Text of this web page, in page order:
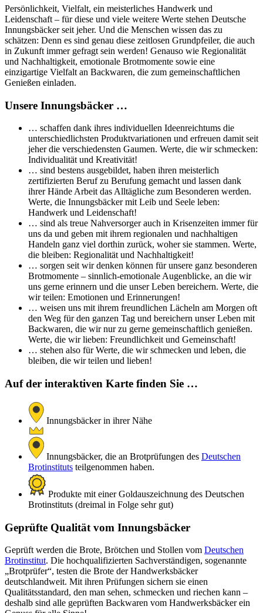
Persönlichkeit, Vielfalt, ein meisterliches Handwerk und
Leidenschaft – für diese und viele weitere Werte stehen Deutsche
Innungsbäcker seit jeher. Und die Menschen wissen das zu
schätzen: Denn es sind genau diese zeitlosen Grundpfeiler, die auch
in Zukunft immer gefragt sein werden! Genauso wie Regionalität
und Nachhaltigkeit, emotionale Brotmomente sowie eine
einzigartige Vielfalt an Backwaren, die zum gemeinschaftlichen
Genießen einladen.
Unsere Innungsbäcker …
… schaffen dank ihres individuellen Ideenreichtums die
unterschiedlichsten Produktvariationen und erfreuen damit seit
jeher die verschiedensten Gaumen. Werte, die wir schmecken:
Individualität und Kreativität!
… sind bestens ausgebildet, haben ihren meisterlich
zertifizierten Beruf zu Berufung gemacht und lassen dank
ihrer Hände Arbeit das Alltägliche zum Besonderen werden.
Werte, die Innungsbäcker mit Leib und Seele leben:
Handwerk und Leidenschaft!
… sind als treue Nahversorger auch in Krisenzeiten immer für
uns da und geben mit ihrem regionalen und nachhaltigen
Handeln ganz viel dorthin zurück, woher sie stammen. Werte,
die bleiben: Regionalität und Nachhaltigkeit!
… sorgen seit wir denken können für unsere ganz besonderen
Brotmomente – sinnlich-emotionale Augenblicke, an die wir
uns gerne erinnern und die unser Leben bereichern. Werte, die
wir teilen: Emotionen und Erinnerungen!
… weisen uns mit ihrem freundlichen Lächeln am Morgen oft
den Weg für den ganzen Tag und bereichern unser Leben mit
Backwaren, die wir nur zu gerne gemeinschaftlich genießen.
Werte, die wir lieben: Freundlichkeit und Gemeinschaft!
… stehen also für Werte, die wir schmecken und leben, die
bleiben, die wir teilen und lieben!
Auf der interaktiven Karte finden Sie …
Innungsbäcker in ihrer Nähe
Innungsbäcker, die an Brotprüfungen des Deutschen
Brotinstituts teilgenommen haben.
Produkte mit einer Goldauszeichnung des Deutschen
Brotinstituts (dreimal in Folge sehr gut)
Geprüfte Qualität vom Innungsbäcker
Geprüft werden die Brote, Brötchen und Stollen vom Deutschen
Brotinstitut. Die hochqualifizierten Sachverständigen, sogenannte
„Brotprüfer“, testen die Brote der Handwerksbäcker
deutschlandweit. Mit ihren Prüfungen sichern sie einen
Qualitätsstandard, den man sehen, schmecken und riechen kann –
deshalb sind alle geprüften Backwaren vom Handwerksbäcker ein